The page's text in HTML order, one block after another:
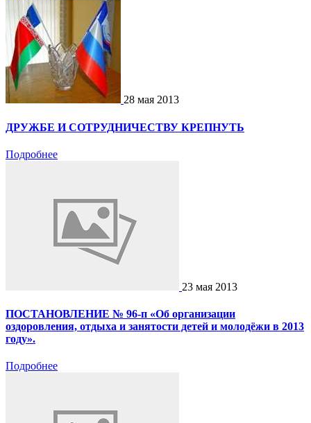
28 мая 2013
ДРУЖБЕ И СОТРУДНИЧЕСТВУ КРЕПНУТЬ
Подробнее
23 мая 2013
ПОСТАНОВЛЕНИЕ № 96-п «Об организации
оздоровления, отдыха и занятости детей и молодёжи в 2013
году».
Подробнее